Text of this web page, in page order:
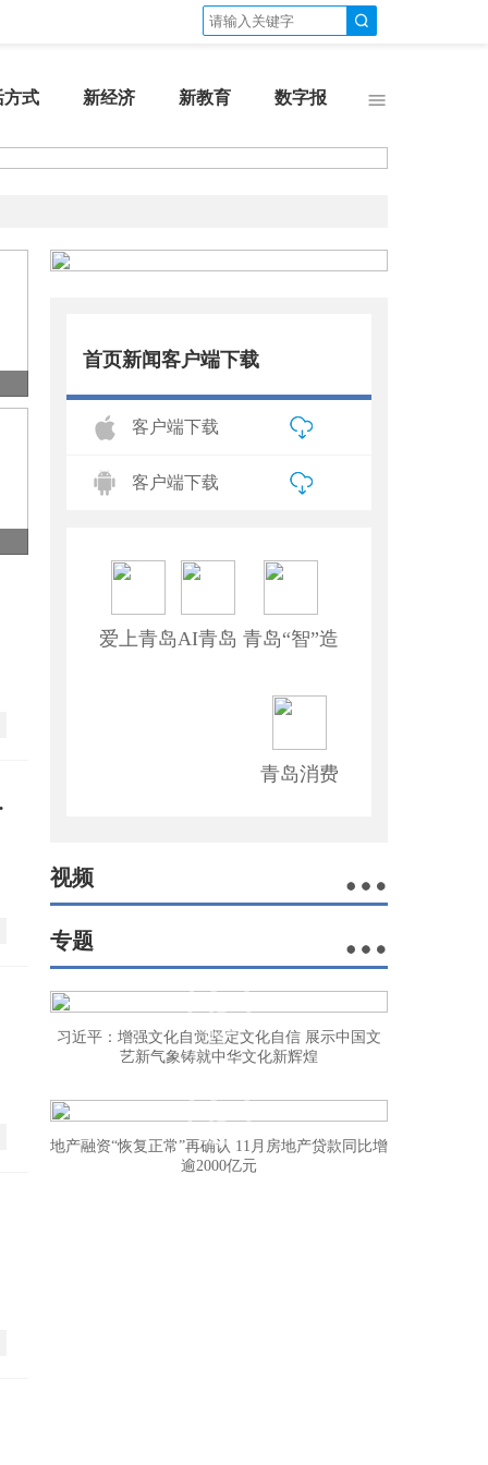
方式 新经济 新教育 数字报
动报名
首页新闻客户端下载
客户端下载
客户端下载
爱上青岛 青岛“智”造
AI青岛
青岛消费
视频
专题
习近平：增强文化自觉坚定文化自信 展示中国文
艺新气象铸就中华文化新辉煌
地产融资“恢复正常”再确认 11月房地产贷款同比增
逾2000亿元